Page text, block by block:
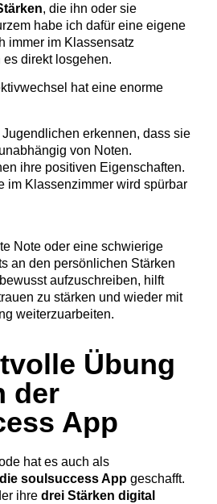
, die ihn oder sie
habe ich dafür eine eigene
immer im Klassensatz
direkt losgehen.
hat eine enorme
erkennen, dass sie
von Noten.
ihre positiven Eigenschaften.
im Klassenzimmer wird spürbar
Note oder eine schwierige
an den persönlichen Stärken
aufzuschreiben, hilft
zu stärken und wieder mit
weiterzuarbeiten.
Übung
der
App
hat es auch als
soulsuccess App geschafft.
ihre drei Stärken digital